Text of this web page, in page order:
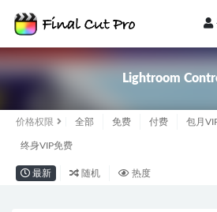
Lightroom
价格权限 全部 免费 付费 包月
终身VIP免费
最新 随机 热度